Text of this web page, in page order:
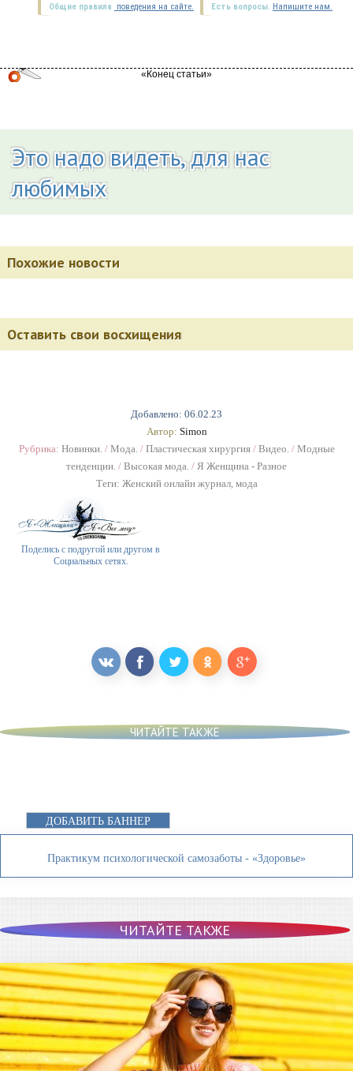
Добавлено: 06.02.23
Автор: Simon
Рубрика: Новинки./ Мода./ Пластическая хирургия/ Видео./ Модные
тенденции. / Высокая мода. / Я Женщина - Разное
Теги: Женский онлайн журнал, мода
Поделись с подругой или другом в
Социальных сетях.
Есть вопросы. Напишите нам.
Общие правила поведения на сайте.
Это надо видеть, для нас
любимых
Похожие новости
Оставить свои восхищения
ЧИТАЙТЕ ТАКЖЕ
ДОБАВИТЬ БАННЕР
Практикум психологической самозаботы - «Здоровье»
ЧИТАЙТЕ ТАКЖЕ